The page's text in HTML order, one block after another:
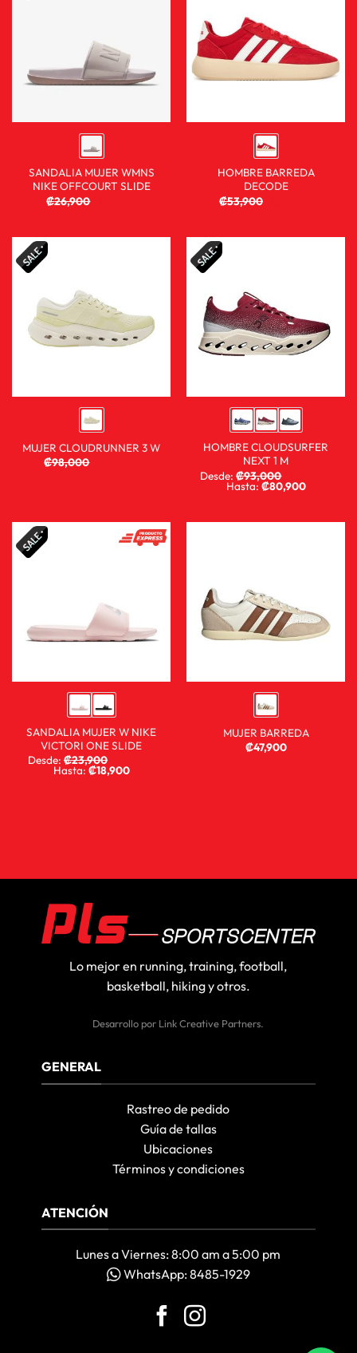
SANDALIA MUJER WMNS
NIKE OFFCOURT SLIDE
₡26,900
HOMBRE BARREDA
DECODE
₡53,900
MUJER CLOUDRUNNER 3 W
₡98,000
HOMBRE CLOUDSURFER
NEXT 1 M
Desde:₡93,000
Hasta:₡80,900
SANDALIA MUJER W NIKE
VICTORI ONE SLIDE
Desde: ₡23,900
Hasta: ₡18,900
MUJER BARREDA
₡47,900
Lo mejor en running, training, football,
basketball, hiking y otros.
Desarrollo por Link Creative Partners.
GENERAL
Rastreo de pedido
Guía de tallas
Ubicaciones
Términos y condiciones
ATENCIÓN
Lunes a Viernes: 8:00 am a 5:00 pm
WhatsApp: 8485-1929